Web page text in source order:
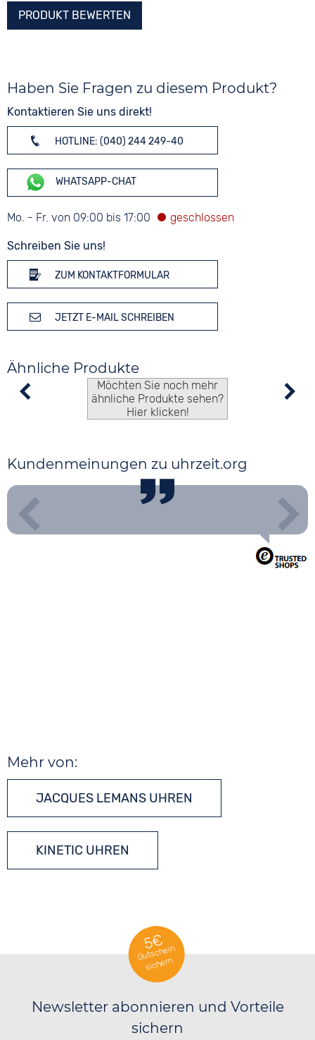
PRODUKT BEWERTEN
Haben Sie Fragen zu diesem Produkt?
Kontaktieren Sie uns direkt!
HOTLINE: (040) 244 249-40
WHATSAPP-CHAT
Mo. - Fr. von 09:00 bis 17:00
Schreiben Sie uns!
ZUM KONTAKTFORMULAR
JETZT E-MAIL SCHREIBEN
Ähnliche Produkte
Möchten Sie noch mehr
ähnliche Produkte sehen?
Hier klicken!
Kundenmeinungen zu uhrzeit.org
Mehr von:
JACQUES LEMANS UHREN
KINETIC UHREN
5€
Gutschein
sichern
Newsletter abonnieren und Vorteile
sichern